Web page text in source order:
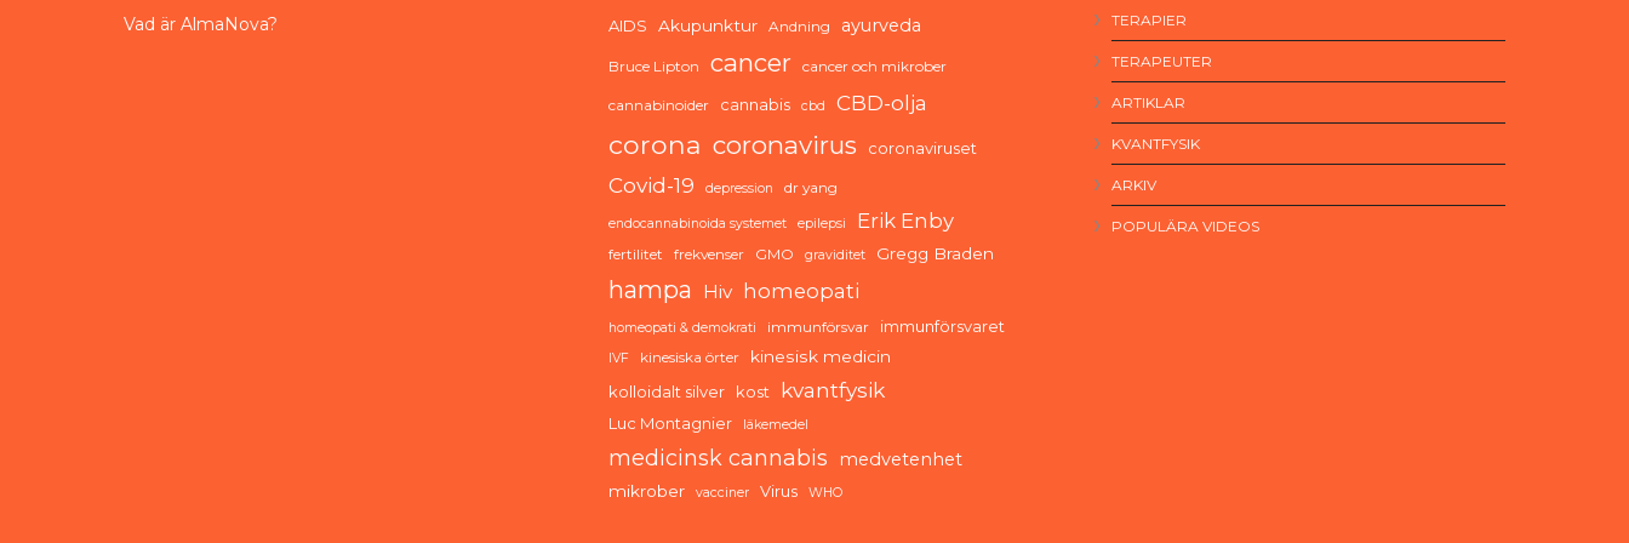
Vad är AlmaNova? AIDS Akupunktur Andning ayurveda
Bruce Lipton cancer cancer och mikrober
cannabinoider cannabis cbd CBD-olja
corona coronavirus coronaviruset
Covid-19 depression dr yang
endocannabinoida systemet epilepsi Erik Enby
fertilitet frekvenser GMO graviditet Gregg Braden
hampa Hiv homeopati
homeopati & demokrati immunförsvar immunförsvaret
IVF kinesiska örter
kinesisk medicin
kolloidalt silver
kost kvantfysik
Luc Montagnier läkemedel
medicinsk cannabis medvetenhet
mikrober vacciner Virus WHO
TERAPIER
TERAPEUTER
ARTIKLAR
KVANTFYSIK
ARKIV
POPULÄRA VIDEOS